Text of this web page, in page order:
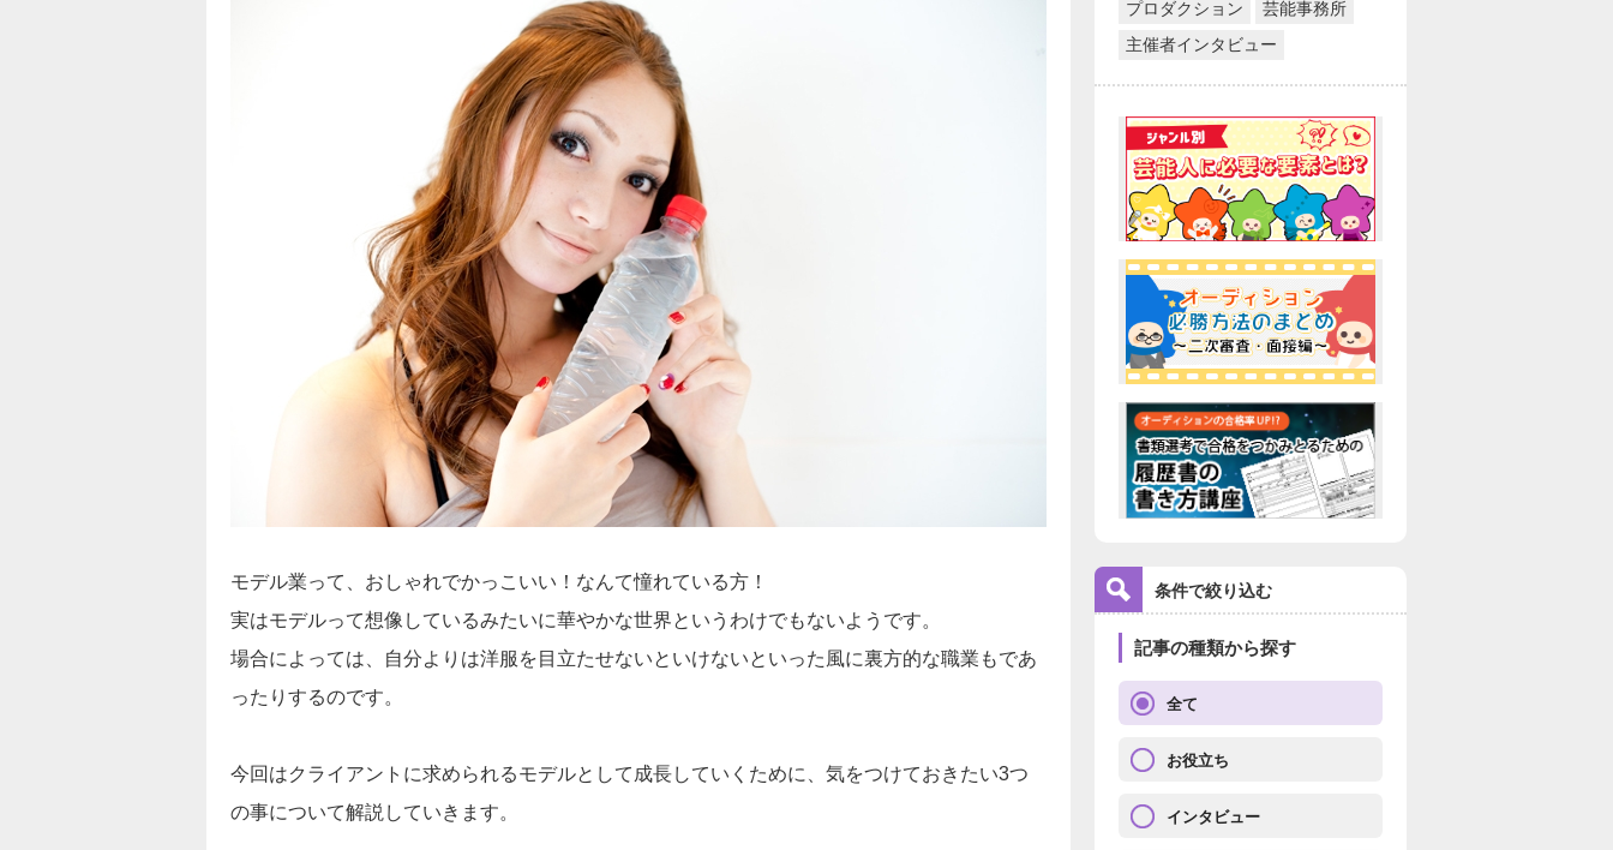
プロダクション
芸能事務所
主催者インタビュー
条件で絞り込む
記事の種類から探す
全て
お役立ち
インタビュー
モデル業って、おしゃれでかっこいい！なんて憧れている方！
実はモデルって想像しているみたいに華やかな世界というわけでもないようです。
場合によっては、自分よりは洋服を目立たせないといけないといった風に裏方的な職業もであ
ったりするのです。
今回はクライアントに求められるモデルとして成長していくために、気をつけておきたい3つ
の事について解説していきます。